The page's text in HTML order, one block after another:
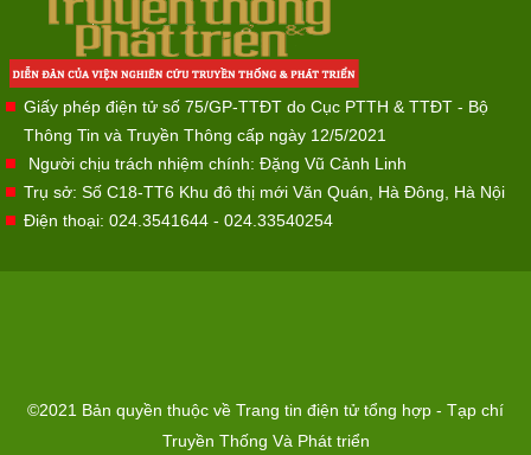
Giấy phép điện tử số 75/GP-TTĐT do Cục PTTH & TTĐT - Bộ
Thông Tin và Truyền Thông cấp ngày 12/5/2021
Người chịu trách nhiệm chính: Đặng Vũ Cảnh Linh
Trụ sở: Số C18-TT6 Khu đô thị mới Văn Quán, Hà Đông, Hà Nội
Điện thoại: 024.3541644 - 024.33540254
©2021 Bản quyền thuộc về Trang tin điện tử tổng hợp - Tạp chí
Truyền Thống Và Phát triển